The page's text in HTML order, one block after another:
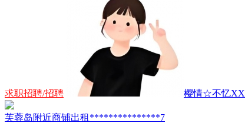
求职招聘/招聘 樱情☆不忆XX
芙蓉岛附近商铺出租***************7